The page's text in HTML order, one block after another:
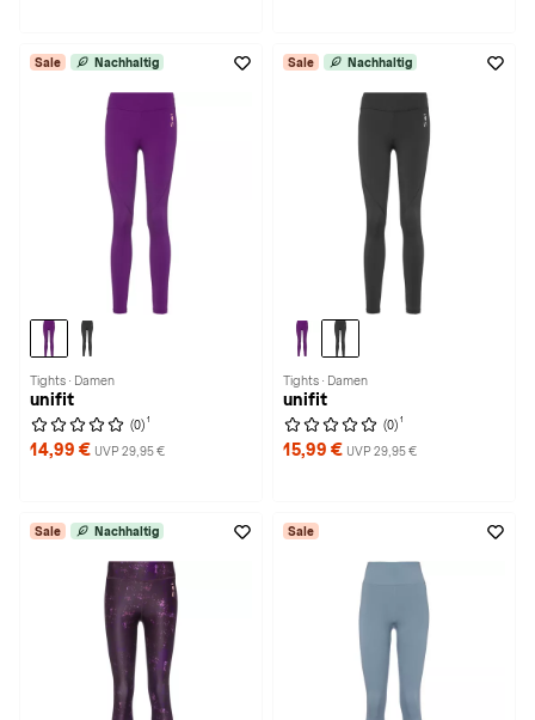
Sale Nachhaltig
Tights · Damen
unifit
(0) 1
14,99 € UVP 29,95 €
Sale Nachhaltig
Tights · Damen
unifit
(0) 1
15,99 € UVP 29,95 €
Sale Nachhaltig Sale